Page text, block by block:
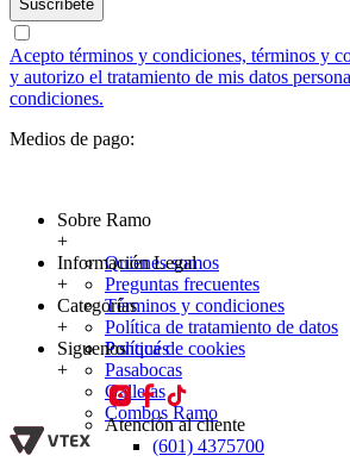
Suscríbete
Acepto términos y condiciones, términos y
y autorizo el tratamiento de mis datos
condiciones.
Medios de pago:
Sobre Ramo
+
Quienes somos
Preguntas frecuentes
Información Legal
+
Términos y condiciones
Política de tratamiento de datos
Política de cookies
Categorías
+
Ponqués
Pasabocas
Galletas
Combos Ramo
Siguenos
+
Atención al cliente
(601) 4375700